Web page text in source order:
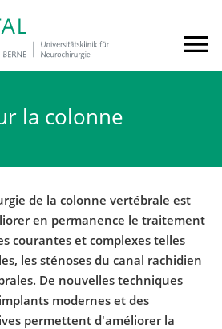
la colonne
de la colonne vertébrale est
en permanence le traitement
courantes et complexes telles
les sténoses du canal rachidien
De nouvelles techniques
modernes et des
permettent d'améliorer la